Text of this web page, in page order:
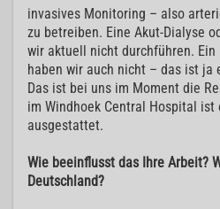
invasives Monitoring – also
zu betreiben. Eine Akut-Dialyse
wir aktuell nicht durchführen. Ein
haben wir auch nicht – das ist ja
Das ist bei uns im Moment die
im Windhoek Central Hospital ist
ausgestattet.
Wie beeinflusst das Ihre Arbeit?
Deutschland?